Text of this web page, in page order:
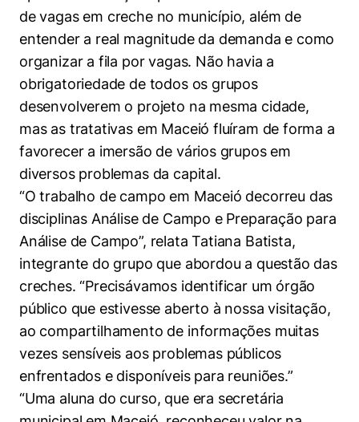
de vagas em creche no município, além de
entender a real magnitude da demanda e como
organizar a fila por vagas. Não havia a
obrigatoriedade de todos os grupos
desenvolverem o projeto na mesma cidade,
mas as tratativas em Maceió fluíram de forma a
favorecer a imersão de vários grupos em
diversos problemas da capital.
“O trabalho de campo em Maceió decorreu das
disciplinas Análise de Campo e Preparação para
Análise de Campo”, relata Tatiana Batista,
integrante do grupo que abordou a questão das
creches. “Precisávamos identificar um órgão
público que estivesse aberto à nossa visitação,
ao compartilhamento de informações muitas
vezes sensíveis aos problemas públicos
enfrentados e disponíveis para reuniões.”
“Uma aluna do curso, que era secretária
Cookies estritamente necessários
Cookies de preferências de usuário